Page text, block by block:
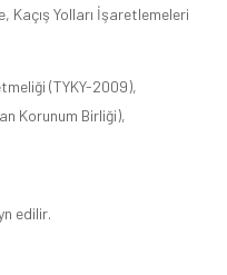
Kaçış Yolları İşaretlemeleri
(TYKY-2009),
Korunum Birliği),
edilir.